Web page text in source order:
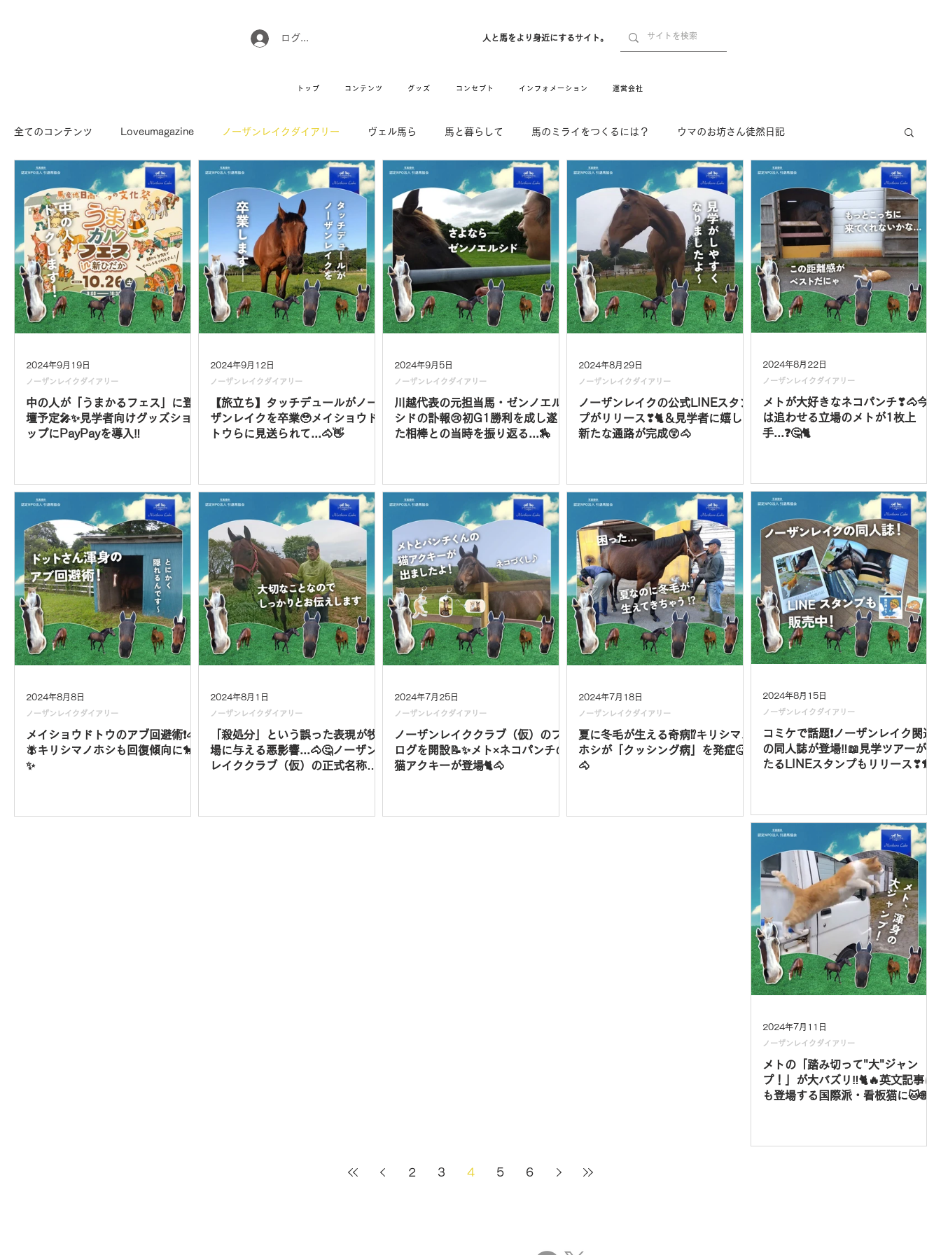
ログイン 人と馬をより身近にするサイト。
トップ コンテンツ グッズ コンセプト インフォメーション 運営会社
全てのコンテンツ Loveumagazine ノーザンレイクダイアリー ヴェル馬ら 馬と暮らして 馬のミライをつくるには？ ウマのお坊さん徒然日記
馬でUMAなアトリエ 愛情MAX! ルミノックス RIDE & HUG 舞姫の部屋 withuma. 引退馬コレクション インフォメーション Movie New
Long Hit
中の人が「うまかるフェス」に登
壇予定🎤✨見学者向けグッズショ
ップにPayPayを導入‼
ノーザンレイクダイアリー
2024年9月19日
【旅立ち】タッチデュールがノー
ザンレイクを卒業🥹メイショウド
トウらに見送られて...🐴👋
ノーザンレイクダイアリー
2024年9月12日
川越代表の元担当馬・ゼンノエル
シドの訃報😢初G1勝利を成し遂げ
た相棒との当時を振り返る...🏇
ノーザンレイクダイアリー
2024年9月5日
ノーザンレイクの公式LINEスタン
プがリリース❣🐈＆見学者に嬉しい
新たな通路が完成😲🐴
ノーザンレイクダイアリー
2024年8月29日
メトが大好きなネコパンチ❣🐴今
は追わせる立場のメトが1枚上
手...❓🤔🐈
ノーザンレイクダイアリー
2024年8月22日
コミケで話題❗ノーザンレイク関連
の同人誌が登場‼📖見学ツアーが当
たるLINEスタンプもリリース❣🐎
ノーザンレイクダイアリー
2024年8月15日
メイショウドトウのアブ回避術❗🐴
🪰キリシマノホシも回復傾向に🐎
✨
ノーザンレイクダイアリー
2024年8月8日
「殺処分」という誤った表現が牧
場に与える悪影響...🐴🤔ノーザン
レイククラブ（仮）の正式名称を
ノーザンレイクダイアリー
2024年8月1日
ノーザンレイククラブ（仮）のブ
ログを開設📝✨メト×ネコパンチの
猫アクキーが登場🐈🐴
ノーザンレイクダイアリー
2024年7月25日
夏に冬毛が生える奇病⁉キリシマノ
ホシが「クッシング病」を発症🤒
🐴
ノーザンレイクダイアリー
2024年7月18日
メトの「踏み切って"大"ジャン
プ！」が大バズリ‼🐈🔥英文記事に
も登場する国際派・看板猫に🐱🌐
ノーザンレイクダイアリー
2024年7月11日
2 3 4 5 6